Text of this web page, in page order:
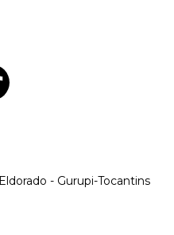
- Gurupi-Tocantins